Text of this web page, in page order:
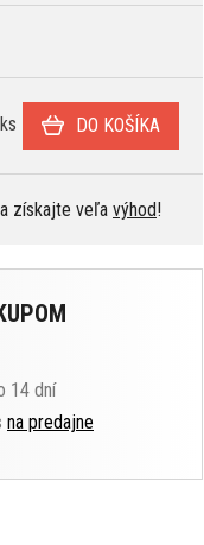
DO KOŠÍKA
získajte veľa výhod!
14 dní
na predajne